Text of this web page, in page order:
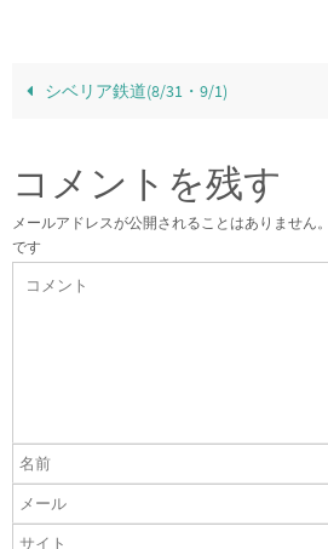
シベリア鉄道(8/31・9/1)
コメントを残す
メールアドレスが公開されることはありません。
です